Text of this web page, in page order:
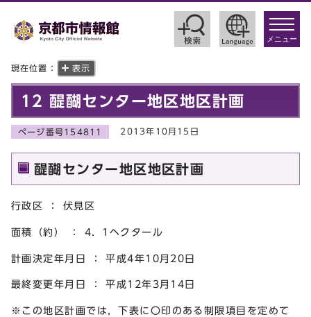
toggle
メニュー
現在位置： 表示
12 醍醐センター地区地区計画
ページ番号154811 2013年10月15日
醍醐センター地区地区計画
行政区 ： 伏見区
面積（約） ： 4．1ヘクタール
計画決定年月日 ： 平成4年10月20日
最終変更年月日 ： 平成12年3月14日
※この地区計画では，下表に〇印のある制限項目を定めて